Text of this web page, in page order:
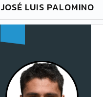
JOSÉ LUIS PALOMINO